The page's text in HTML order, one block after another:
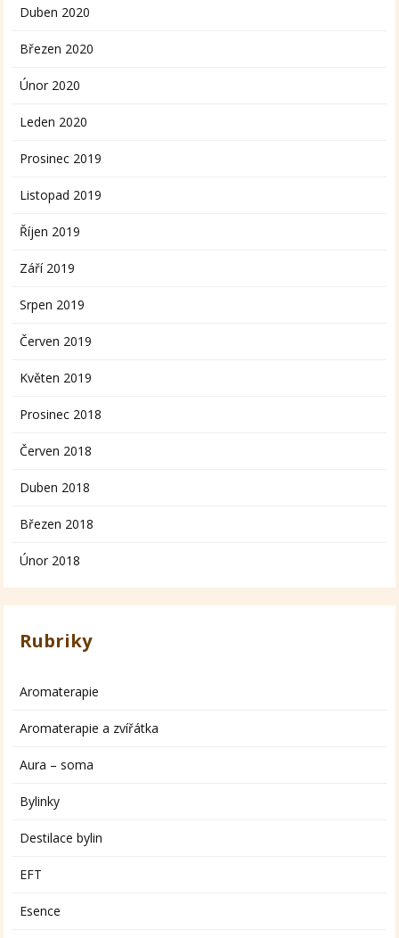
Duben 2020
Březen 2020
Únor 2020
Leden 2020
Prosinec 2019
Listopad 2019
Říjen 2019
Září 2019
Srpen 2019
Červen 2019
Květen 2019
Prosinec 2018
Červen 2018
Duben 2018
Březen 2018
Únor 2018
Rubriky
Aromaterapie
Aromaterapie a zvířátka
Aura – soma
Bylinky
Destilace bylin
EFT
Esence